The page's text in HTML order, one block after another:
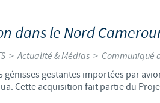
Egypt
dans le Nord
> Actualité & Médias > Communiqué
génisses gestantes importées par
Cette acquisition fait partie du